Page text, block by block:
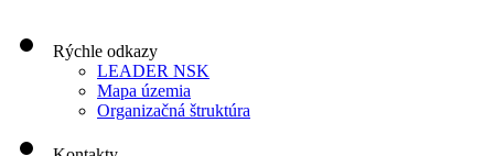
Rýchle odkazy
LEADER NSK
Mapa územia
Organizačná štruktúra